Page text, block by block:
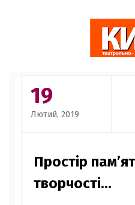
19
Лютий, 2019
Простір
творчості…